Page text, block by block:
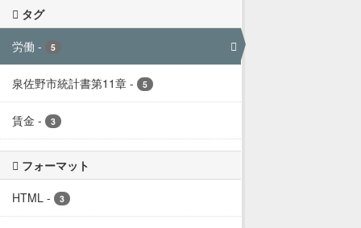
タグ
労働 - 5
泉佐野市統計書第11章 - 5
賃金 - 3
フォーマット
HTML - 3